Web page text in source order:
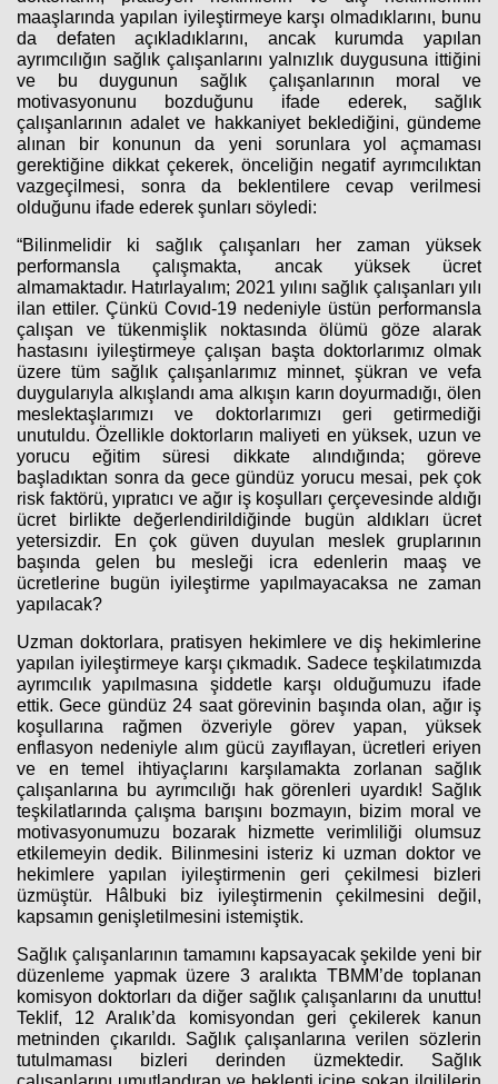
maaşlarında yapılan iyileştirmeye karşı olmadıklarını, bunu
da defaten açıkladıklarını, ancak kurumda yapılan
ayrımcılığın sağlık çalışanlarını yalnızlık duygusuna ittiğini
ve bu duygunun sağlık çalışanlarının moral ve
motivasyonunu bozduğunu ifade ederek, sağlık
çalışanlarının adalet ve hakkaniyet beklediğini, gündeme
alınan bir konunun da yeni sorunlara yol açmaması
gerektiğine dikkat çekerek, önceliğin negatif ayrımcılıktan
vazgeçilmesi, sonra da beklentilere cevap verilmesi
olduğunu ifade ederek şunları söyledi:
“Bilinmelidir ki sağlık çalışanları her zaman yüksek
performansla çalışmakta, ancak yüksek ücret
almamaktadır. Hatırlayalım; 2021 yılını sağlık çalışanları yılı
ilan ettiler. Çünkü Covıd-19 nedeniyle üstün performansla
çalışan ve tükenmişlik noktasında ölümü göze alarak
hastasını iyileştirmeye çalışan başta doktorlarımız olmak
üzere tüm sağlık çalışanlarımız minnet, şükran ve vefa
duygularıyla alkışlandı ama alkışın karın doyurmadığı, ölen
meslektaşlarımızı ve doktorlarımızı geri getirmediği
unutuldu. Özellikle doktorların maliyeti en yüksek, uzun ve
yorucu eğitim süresi dikkate alındığında; göreve
başladıktan sonra da gece gündüz yorucu mesai, pek çok
risk faktörü, yıpratıcı ve ağır iş koşulları çerçevesinde aldığı
ücret birlikte değerlendirildiğinde bugün aldıkları ücret
yetersizdir. En çok güven duyulan meslek gruplarının
başında gelen bu mesleği icra edenlerin maaş ve
ücretlerine bugün iyileştirme yapılmayacaksa ne zaman
yapılacak?
Uzman doktorlara, pratisyen hekimlere ve diş hekimlerine
yapılan iyileştirmeye karşı çıkmadık. Sadece teşkilatımızda
ayrımcılık yapılmasına şiddetle karşı olduğumuzu ifade
ettik. Gece gündüz 24 saat görevinin başında olan, ağır iş
koşullarına rağmen özveriyle görev yapan, yüksek
enflasyon nedeniyle alım gücü zayıflayan, ücretleri eriyen
ve en temel ihtiyaçlarını karşılamakta zorlanan sağlık
çalışanlarına bu ayrımcılığı hak görenleri uyardık! Sağlık
teşkilatlarında çalışma barışını bozmayın, bizim moral ve
motivasyonumuzu bozarak hizmette verimliliği olumsuz
etkilemeyin dedik. Bilinmesini isteriz ki uzman doktor ve
hekimlere yapılan iyileştirmenin geri çekilmesi bizleri
üzmüştür. Hâlbuki biz iyileştirmenin çekilmesini değil,
kapsamın genişletilmesini istemiştik.
Sağlık çalışanlarının tamamını kapsayacak şekilde yeni bir
düzenleme yapmak üzere 3 aralıkta TBMM’de toplanan
komisyon doktorları da diğer sağlık çalışanlarını da unuttu!
Teklif, 12 Aralık’da komisyondan geri çekilerek kanun
metninden çıkarıldı. Sağlık çalışanlarına verilen sözlerin
tutulmaması bizleri derinden üzmektedir. Sağlık